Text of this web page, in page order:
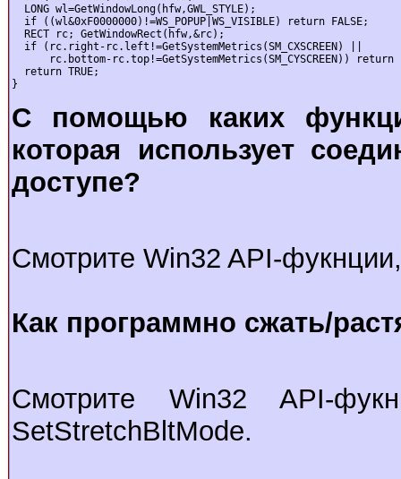
  LONG wl=GetWindowLong(hfw,GWL_STYLE);
  if ((wl&0xF0000000)!=WS_POPUP|WS_VISIBLE) return FALSE;
  RECT rc; GetWindowRect(hfw,&rc);
  if (rc.right-rc.left!=GetSystemMetrics(SM_CXSCREEN) ||
rc.bottom-rc.top!=GetSystemMetrics(SM_CYSCREEN)) return
  return TRUE;
}
С помощью каких
которая использует
доступе?
Смотрите Win32 API-
Как программно сжать/
Смотрите Win32 API-
SetStretchBltMode.